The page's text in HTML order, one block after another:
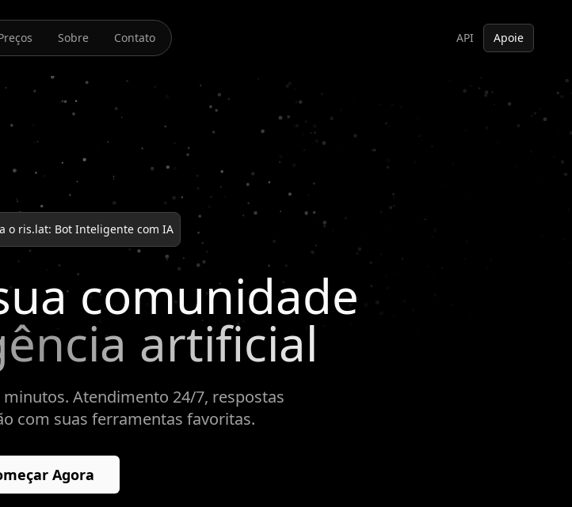
Sobre Contato API Apoie
o ris.lat: Bot Inteligente com IA
comunidade
artificial
Atendimento 24/7, respostas
com suas ferramentas favoritas.
Agora